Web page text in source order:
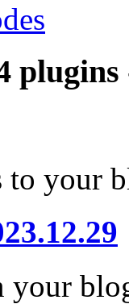
plugins
to your
your